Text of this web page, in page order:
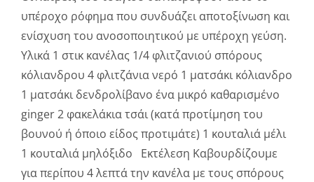
υπέροχο ρόφημα που συνδυάζει αποτοξίνωση και
ενίσχυση του ανοσοποιητικού με υπέροχη γεύση.
Υλικά 1 στικ κανέλας 1/4 φλιτζανιού σπόρους
κόλιανδρου 4 φλιτζάνια νερό 1 ματσάκι κόλιανδρο
1 ματσάκι δενδρολίβανο ένα μικρό καθαρισμένο
ginger 2 φακελάκια τσάι (κατά προτίμηση του
βουνού ή όποιο είδος προτιμάτε) 1 κουταλιά μέλι
1 κουταλιά μηλόξιδο Εκτέλεση Καβουρδίζουμε
για περίπου 4 λεπτά την κανέλα με τους σπόρους